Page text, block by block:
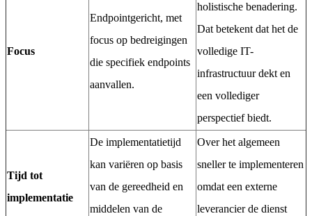
Focus
Endpointgericht, met
focus op bedreigingen
die specifiek endpoints
aanvallen.
holistische benadering.
Dat betekent dat het de
volledige IT-
infrastructuur dekt en
een vollediger
perspectief biedt.
Tijd tot
implementatie
De implementatietijd
kan variëren op basis
van de gereedheid en
middelen van de
Over het algemeen
sneller te implementeren
omdat een externe
leverancier de dienst